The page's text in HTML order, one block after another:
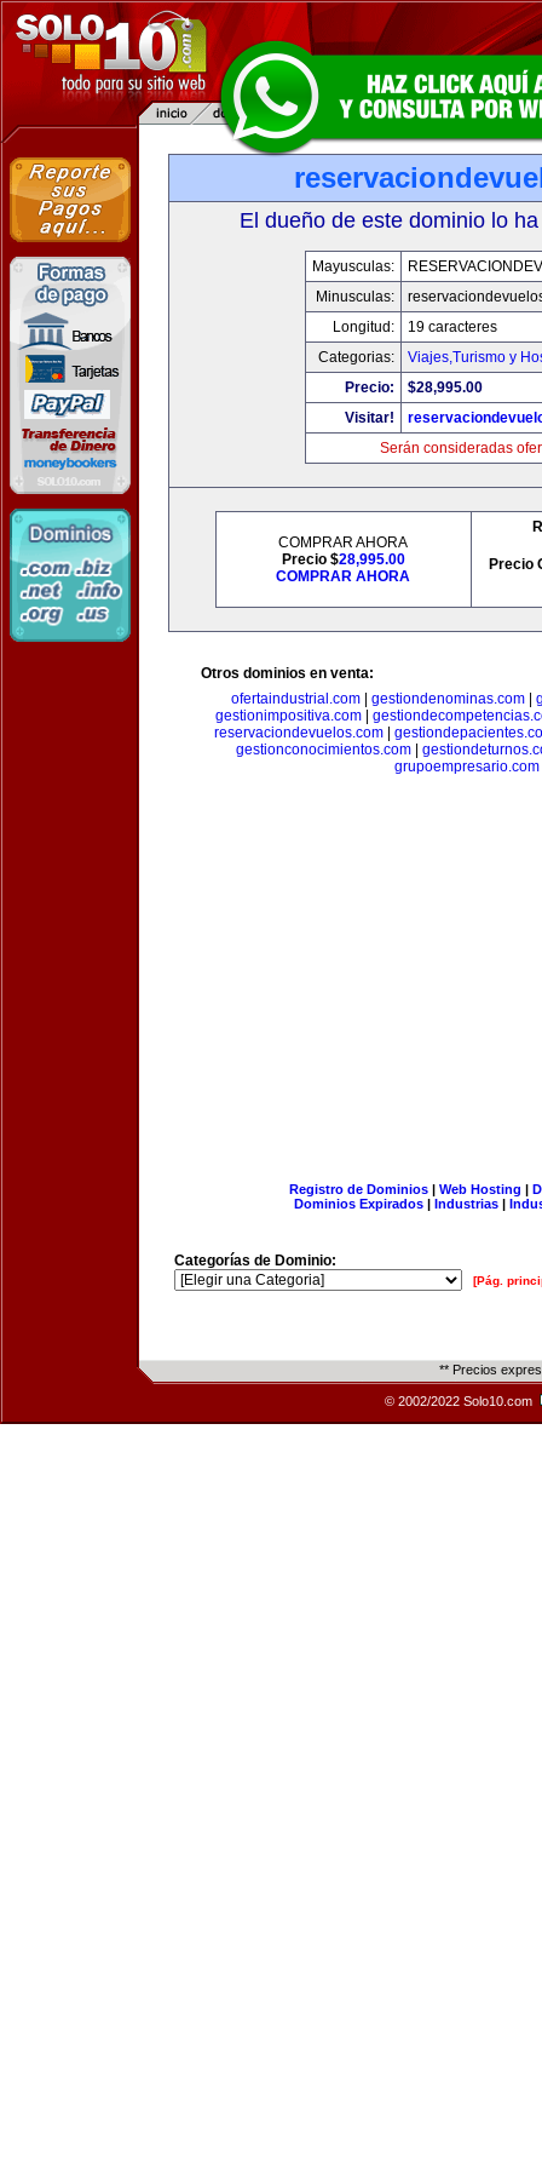
El dueño de este dominio lo
Mayusculas:
Minusculas:
Longitud:
19 caracteres
Categorias:
Viajes,Turismo y
Precio:
$28,995.00
Visitar!
Serán consideradas
COMPRAR AHORA
Precio $28,995.00
COMPRAR AHORA
Precio
Otros dominios en venta:
ofertaindustrial.com| gestiondenominas.com|
gestionimpositiva.com
reservaciondevuelos.com
gestionconocimientos.com
grupoempresario.com
Registro de Dominios| Web Hosting |
Dominios Expirados | Industrias |
Categorías de Dominio:
[Pág.
** Precios
© 2002/2022 Solo10.com